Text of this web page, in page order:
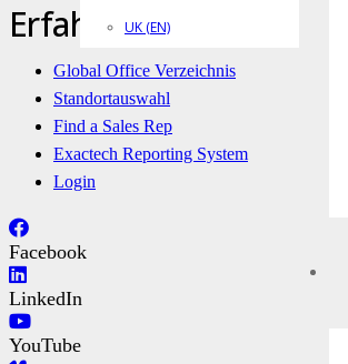
UK (EN)
Erfahren Sie mehr
Global Office Verzeichnis
Standortauswahl
Find a Sales Rep
Exactech Reporting System
Login
Facebook
LinkedIn
YouTube